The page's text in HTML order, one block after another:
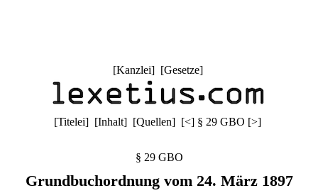
[Kanzlei] [Gesetze]
[Titelei] [Inhalt] [Quellen] [<] § 29 GBO [>]
§ 29 GBO
Grundbuchordnung vom 24. März 1897